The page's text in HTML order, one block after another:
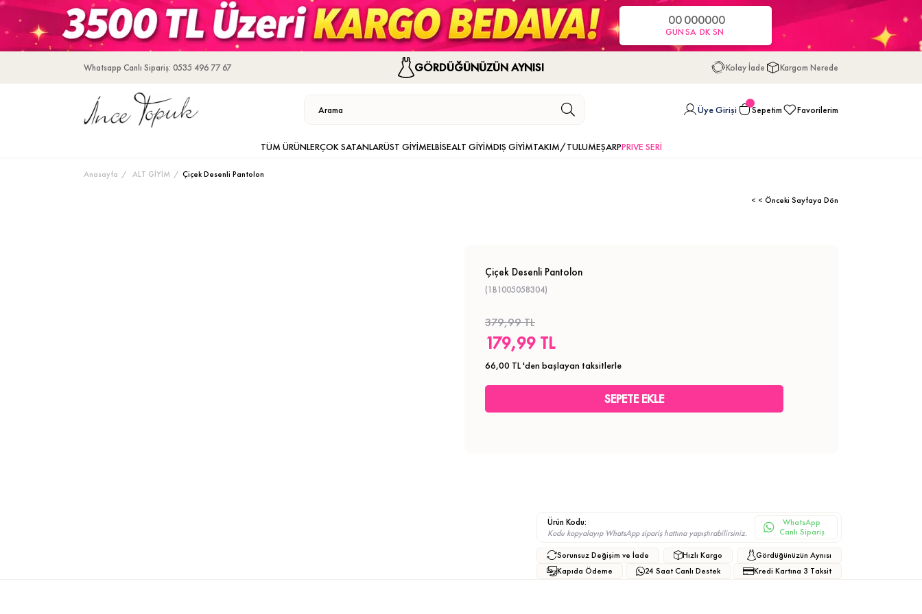
00
GÜN
00
SA
00
DK
00
SN
Whatsapp Canlı Sipariş: 0535 496 77 67 GÖRDÜĞÜNÜZÜN AYNISI Kolay İade Kargom Nerede
Üye Girişi Sepetim Favorilerim
TÜM ÜRÜNLERÇOK SATANLARÜST GİYİMELBİSEALT GİYİMDIŞ GİYİMTAKIM/TULUMEŞARPPRIVE SERİ
Anasayfa ALT GİYİM Çiçek Desenli Pantolon
< < Önceki Sayfaya Dön
Çiçek Desenli Pantolon
(1B1005058304)
379,99 TL
179,99 TL
66,00 TL'den başlayan taksitlerle
Ürün Kodu:
Kodu kopyalayıp WhatsApp sipariş hattına yapıştırabilirsiniz.
WhatsApp
Canlı Sipariş
Sorunsuz Değişim ve İade Hızlı Kargo
Gördüğünüzün Aynısı
Kapıda Ödeme
24 Saat Canlı Destek Kredi Kartına 3 Taksit